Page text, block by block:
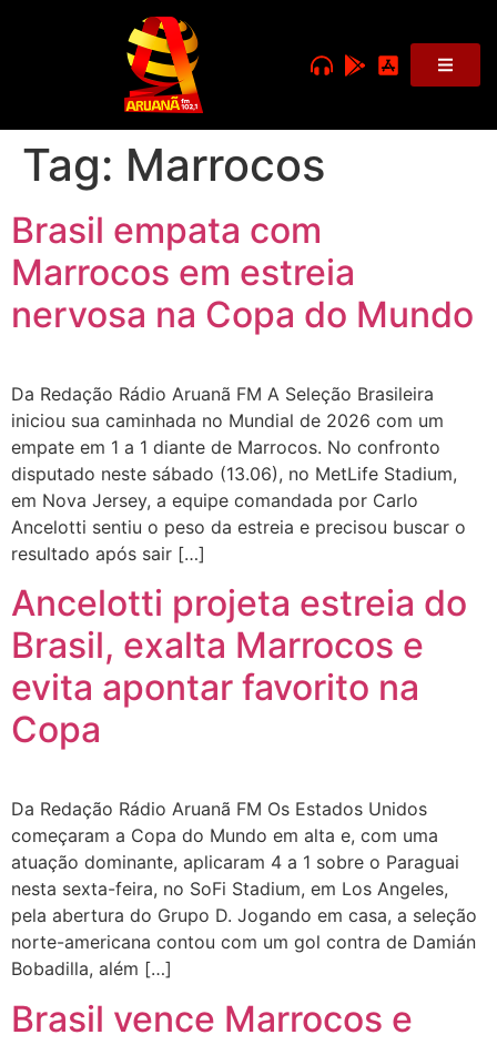
Tag: Marrocos
Brasil empata com
Marrocos em estreia
nervosa na Copa do Mundo
Da Redação Rádio Aruanã FM A Seleção Brasileira
iniciou sua caminhada no Mundial de 2026 com um
empate em 1 a 1 diante de Marrocos. No confronto
disputado neste sábado (13.06), no MetLife Stadium,
em Nova Jersey, a equipe comandada por Carlo
Ancelotti sentiu o peso da estreia e precisou buscar o
resultado após sair […]
Ancelotti projeta estreia do
Brasil, exalta Marrocos e
evita apontar favorito na
Copa
Da Redação Rádio Aruanã FM Os Estados Unidos
começaram a Copa do Mundo em alta e, com uma
atuação dominante, aplicaram 4 a 1 sobre o Paraguai
nesta sexta-feira, no SoFi Stadium, em Los Angeles,
pela abertura do Grupo D. Jogando em casa, a seleção
norte-americana contou com um gol contra de Damián
Bobadilla, além […]
Brasil vence Marrocos e